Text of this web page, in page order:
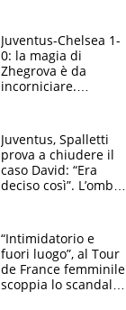
Juventus-Chelsea 1-
0: la magia di
Zhegrova è da
incorniciare.
ancora, la porta
inviolata
Juventus, Spalletti
prova a chiudere il
caso David: “Era
deciso così”. L’ombra
“Intimidatorio e
fuori luogo”, al Tour
de France femminile
scoppia lo scandalo: